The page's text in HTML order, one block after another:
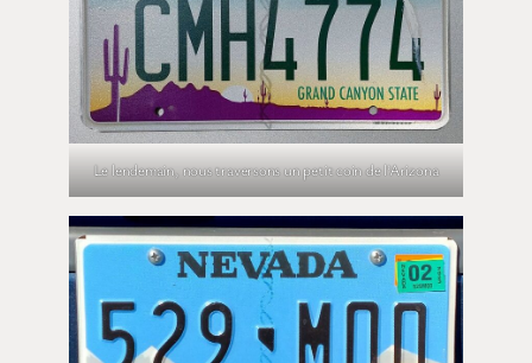
Le lendemain, nous traversons un petit coin de l’Arizona